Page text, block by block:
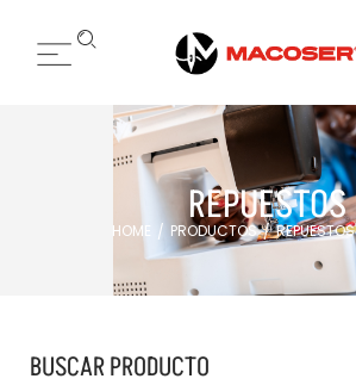
REPUESTOS
HOME / PRODUCTOS / REPUESTOS
BUSCAR PRODUCTO